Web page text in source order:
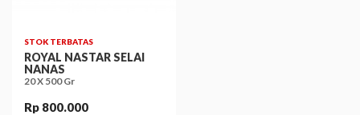
STOK TERBATAS
ROYAL NASTAR SELAI
NANAS
20 X 500 Gr
Rp 800.000